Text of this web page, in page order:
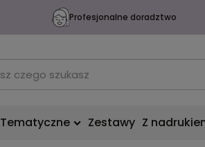
Profesjonalne doradztwo
Tematyczne Zestawy Z